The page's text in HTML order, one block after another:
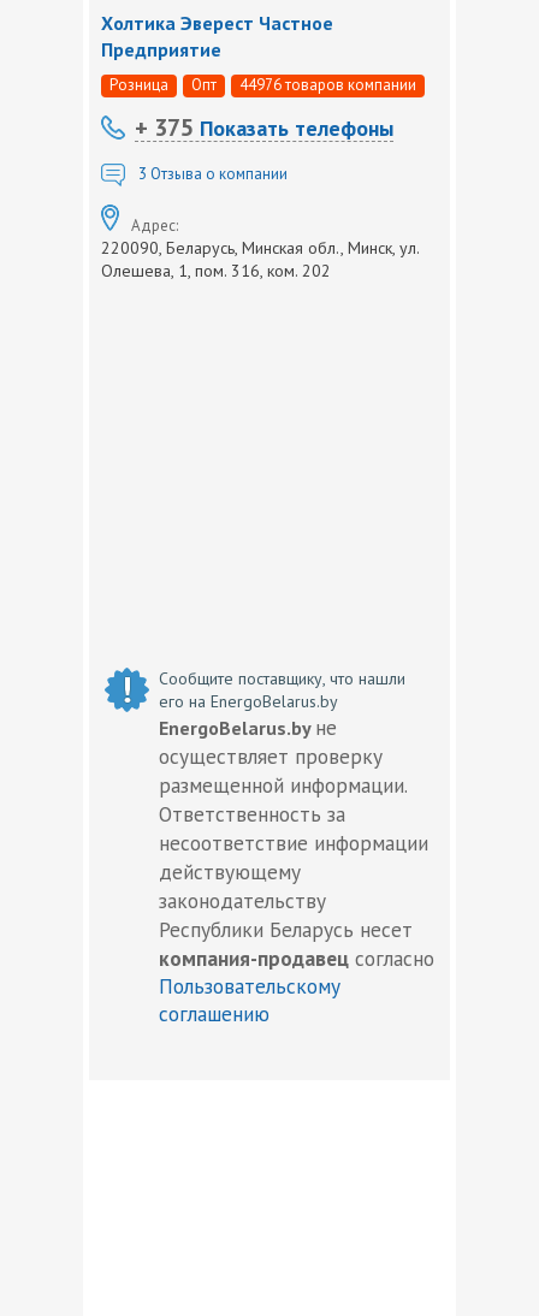
Холтика Эверест Частное
Предприятие
Розница Опт 44976 товаров компании
+ 375 Показать телефоны
3 Отзыва о компании
Адрес:
220090, Беларусь, Минская обл., Минск, ул.
Олешева, 1, пом. 316, ком. 202
Сообщите поставщику, что нашли
его на EnergoBelarus.by
EnergoBelarus.by не
осуществляет проверку
размещенной информации.
Ответственность за
несоответствие информации
действующему
законодательству
Республики Беларусь несет
компания-продавец согласно
Пользовательскому
соглашению